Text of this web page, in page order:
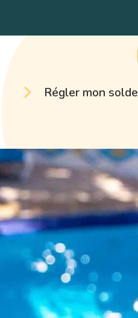
Régler mon solde